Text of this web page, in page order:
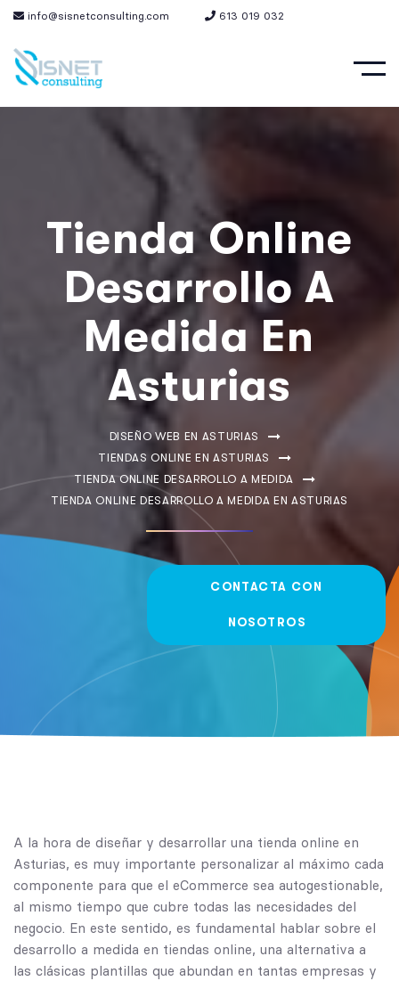
info@sisnetconsulting.com 613 019 032
Tienda Online
Desarrollo A
Medida En
Asturias
DISEÑO WEB EN ASTURIAS
TIENDAS ONLINE EN ASTURIAS
TIENDA ONLINE DESARROLLO A MEDIDA
TIENDA ONLINE DESARROLLO A MEDIDA EN ASTURIAS
CONTACTA CON
NOSOTROS
A la hora de diseñar y desarrollar una tienda online en
Asturias, es muy importante personalizar al máximo cada
componente para que el eCommerce sea autogestionable,
al mismo tiempo que cubre todas las necesidades del
negocio. En este sentido, es fundamental hablar sobre el
desarrollo a medida en tiendas online, una alternativa a
las clásicas plantillas que abundan en tantas empresas y